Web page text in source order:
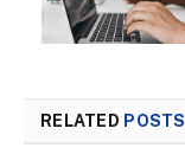
RELATED POSTS